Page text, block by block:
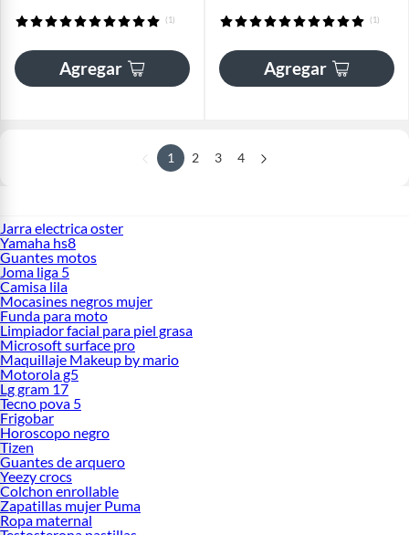
(1)
Agregar
(1)
Agregar
1 2 3 4
Jarra electrica oster
Yamaha hs8
Guantes motos
Joma liga 5
Camisa lila
Mocasines negros mujer
Funda para moto
Limpiador facial para piel grasa
Microsoft surface pro
Maquillaje Makeup by mario
Motorola g5
Lg gram 17
Tecno pova 5
Frigobar
Horoscopo negro
Tizen
Guantes de arquero
Yeezy crocs
Colchon enrollable
Zapatillas mujer Puma
Ropa maternal